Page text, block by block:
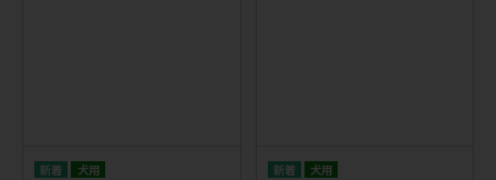
犬用 犬用